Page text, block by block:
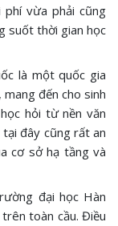
phí vừa phải cũng
suốt thời gian học
là một quốc gia
đến cho sinh
hỏi từ nền văn
đây cũng rất an
cơ sở hạ tầng và
đại học Hàn
toàn cầu. Điều